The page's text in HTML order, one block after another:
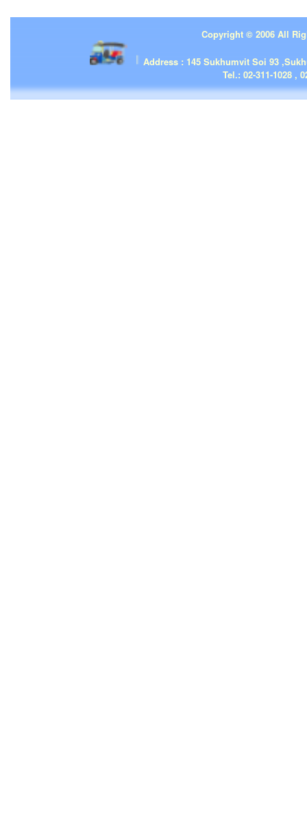
Copyright © 2006 All
| | |Address : 145 Sukhumvit Soi 93
Tel.: 02-311-1028 ,